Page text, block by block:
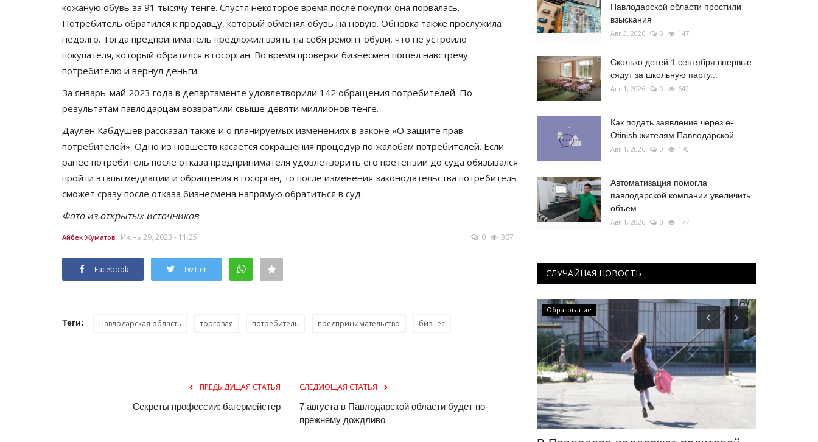
кожаную обувь за 91 тысячу тенге. Спустя некоторое время после покупки она порвалась.
Потребитель обратился к продавцу, который обменял обувь на новую. Обновка также прослужила
недолго. Тогда предприниматель предложил взять на себя ремонт обуви, что не устроило
покупателя, который обратился в госорган. Во время проверки бизнесмен пошел навстречу
потребителю и вернул деньги.
За январь-май 2023 года в департаменте удовлетворили 142 обращения потребителей. По
результатам павлодарцам возвратили свыше девяти миллионов тенге.
Даулен Кабдушев рассказал также и о планируемых изменениях в законе «О защите прав
потребителей». Одно из новшеств касается сокращения процедур по жалобам потребителей. Если
ранее потребитель после отказа предпринимателя удовлетворить его претензии до суда обязывался
пройти этапы медиации и обращения в госорган, то после изменения законодательства потребитель
сможет сразу после отказа бизнесмена напрямую обратиться в суд.
Фото из открытых источников
Айбек Жуматов Июнь 29, 2023 - 11:25 0 307
Facebook Twitter
Теги: Павлодарская область торговля потребитель предпринимательство бизнес
ПРЕДЫДУЩАЯ СТАТЬЯ
Секреты профессии: багермейстер
СЛЕДУЮЩАЯ СТАТЬЯ
7 августа в Павлодарской области будет по-
прежнему дождливо
Павлодарской области простили
взыскания
Авг 3, 2026 0 147
Сколько детей 1 сентября впервые
сядут за школьную парту...
Авг 1, 2026 0 642
Как подать заявление через e-
Otinish жителям Павлодарской...
Авг 1, 2026 0 170
Автоматизация помогла
павлодарской компании увеличить
объем...
Авг 1, 2026 0 177
СЛУЧАЙНАЯ НОВОСТЬ
Образование